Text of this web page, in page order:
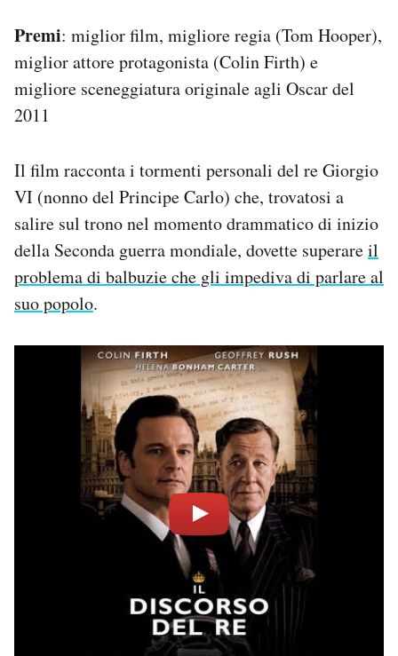
Premi: miglior film, migliore regia (Tom Hooper),
miglior attore protagonista (Colin Firth) e
migliore sceneggiatura originale agli Oscar del
2011
Il film racconta i tormenti personali del re Giorgio
VI (nonno del Principe Carlo) che, trovatosi a
salire sul trono nel momento drammatico di inizio
della Seconda guerra mondiale, dovette superareil
problema di balbuzie che gli impediva di parlare al
suo popolo.